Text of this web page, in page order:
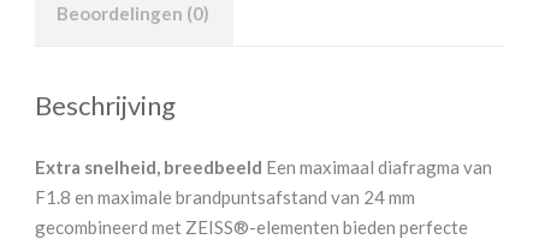
Beoordelingen (0)
Beschrijving
Extra snelheid, breedbeeld Een maximaal diafragma van
F1.8 en maximale brandpuntsafstand van 24 mm
gecombineerd met ZEISS®-elementen bieden perfecte